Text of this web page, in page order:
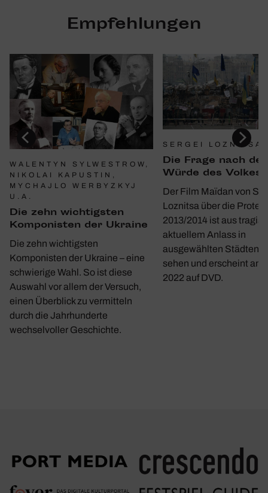
Empfehlungen
WALENTYN SYLWESTROW,
NIKOLAI KAPUSTIN,
MYCHAJLO WERBYZKYJ
U.A.
Die zehn wich­tigsten
Kompo­nisten der Ukraine
Die zehn wichtigsten
Komponisten der Ukraine – eine
schwierige Wahl. So ist diese
Auswahl vor allem der Versuch,
einen Überblick zu vermitteln
durch die Jahrhunderte
wechselvoller Geschichte.
SERGEI LOZNITSA
Die Frage nach der
Würde des Volkes
Der Film Maïdan von
Loznitsa über die
2013/2014 ist aus
aktuellem Anlass in
ausgewählten Städten
sehen und erscheint am
2022 auf DVD.